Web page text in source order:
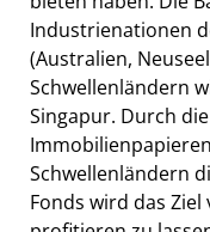
Industrienationen
(Australien,
Schwellenländern
Singapur. Durch
Schwellenländern
Fonds wird das